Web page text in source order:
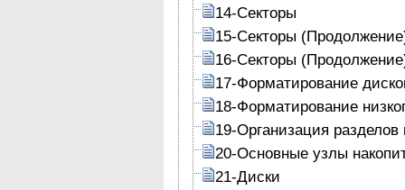
14-Секторы
15-Секторы
16-Секторы
17-Форматирование
18-Форматирование
19-Организация разделов
20-Основные узлы
21-Диски